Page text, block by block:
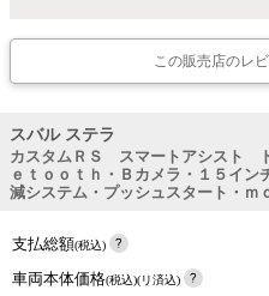
この販売店のレ
スバル ステラ
カスタムＲＳ スマートアシスト
ｅｔｏｏｔｈ・Ｂカメラ・１５イ
減システム・プッシュスタート・ｍ
支払総額(税込)
車両本体価格(税込)(リ済込)